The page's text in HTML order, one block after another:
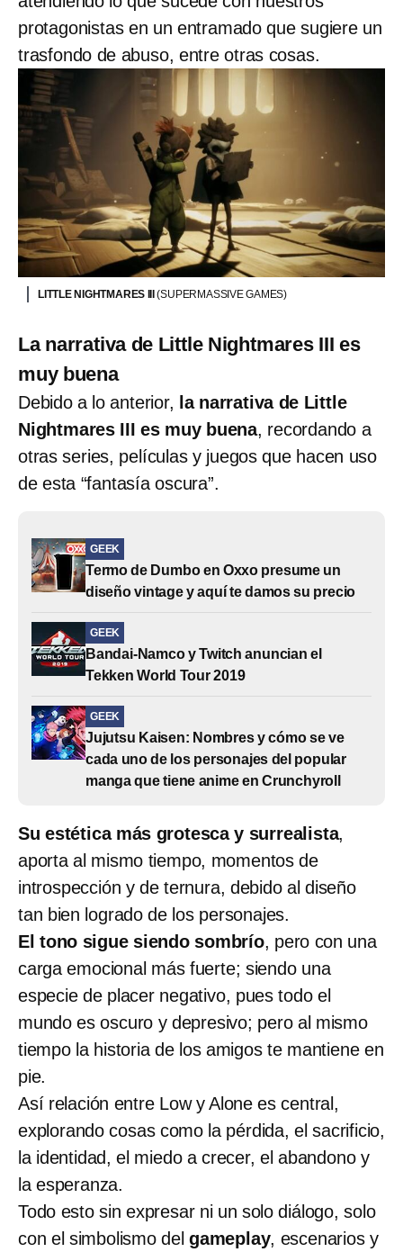
protagonistas en un entramado que sugiere un
trasfondo de abuso, entre otras cosas.
LITTLE NIGHTMARES III(SUPERMASSIVE GAMES)
La narrativa de Little Nightmares III es
muy buena
Debido a lo anterior, la narrativa de Little
Nightmares III es muy buena, recordando a
otras series, películas y juegos que hacen uso
de esta “fantasía oscura”.
GEEK
Termo de Dumbo en Oxxo presume un
diseño vintage y aquí te damos su precio
GEEK
Bandai-Namco y Twitch anuncian el
Tekken World Tour 2019
GEEK
Jujutsu Kaisen: Nombres y cómo se ve
cada uno de los personajes del popular
manga que tiene anime en Crunchyroll
Su estética más grotesca y surrealista,
aporta al mismo tiempo, momentos de
introspección y de ternura, debido al diseño
tan bien logrado de los personajes.
El tono sigue siendo sombrío, pero con una
carga emocional más fuerte; siendo una
especie de placer negativo, pues todo el
mundo es oscuro y depresivo; pero al mismo
tiempo la historia de los amigos te mantiene en
pie.
Así relación entre Low y Alone es central,
explorando cosas como la pérdida, el sacrificio,
la identidad, el miedo a crecer, el abandono y
la esperanza.
Todo esto sin expresar ni un solo diálogo, solo
con el simbolismo delgameplay, escenarios y